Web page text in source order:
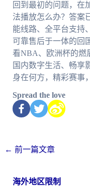
回到最初的问题，在
法播放怎么办？答案
能线路、全平台支持
可靠售后于一体的回
看NBA、欧洲杯的燃
国内数字生活、畅享
身在何方，精彩赛事
Spread the love
← 前一篇文章
海外地区限制